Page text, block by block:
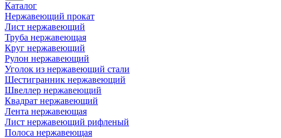
Каталог
Нержавеющий прокат
Лист нержавеющий
Труба нержавеющая
Круг нержавеющий
Рулон нержавеющий
Уголок из нержавеющий стали
Шестигранник нержавеющий
Швеллер нержавеющий
Квадрат нержавеющий
Лента нержавеющая
Лист нержавеющий рифленый
Полоса нержавеющая